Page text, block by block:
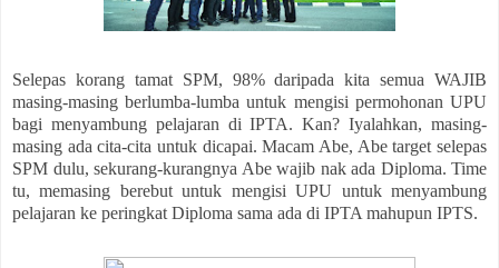
Selepas korang tamat SPM, 98% daripada kita semua WAJIB
masing-masing berlumba-lumba untuk mengisi permohonan UPU
bagi menyambung pelajaran di IPTA. Kan? Iyalahkan, masing-
masing ada cita-cita untuk dicapai. Macam Abe, Abe target selepas
SPM dulu, sekurang-kurangnya Abe wajib nak ada Diploma. Time
tu, memasing berebut untuk mengisi UPU untuk menyambung
pelajaran ke peringkat Diploma sama ada di IPTA mahupun IPTS.